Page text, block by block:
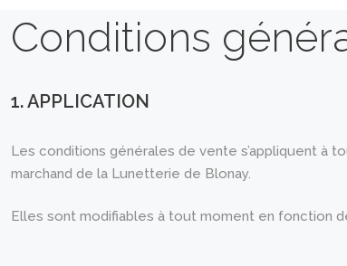
Conditions
1. APPLICATION
Les conditions générales de vente s’appliquent à
marchand de la Lunetterie de Blonay.
Elles sont modifiables à tout moment en fonction